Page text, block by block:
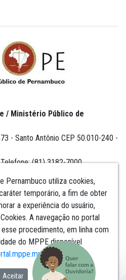
Pernambuco utiliza cookies,
temporário, a fim de obter
a experiência do usuário,
A navegação no portal
procedimento, em linha com
do MPPE disponível
lgpd.​​​​​​​
Aceitar
/ Ministério Público de
- Santo Antônio CEP 50.010-240 -
(81) 3182-7000